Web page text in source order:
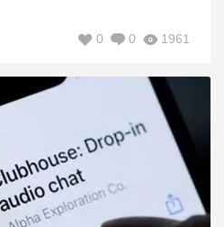
1961
0
0